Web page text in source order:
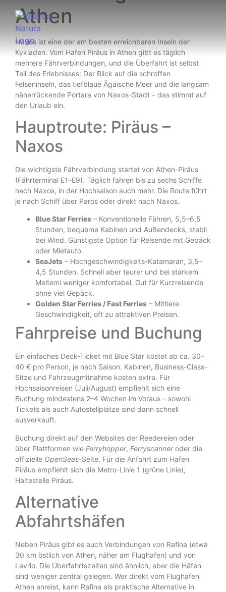
Athen
Naxos ist eine der am besten erreichbaren Inseln der
Kykladen. Vom Hafen Piräus in Athen gibt es täglich
mehrere Fährverbindungen, und die Überfahrt ist selbst
Teil des Erlebnisses: Der Blick auf die schroffen
Felseninseln, das tiefblaue Ägäische Meer und die langsam
näherrückende Portara von Naxos-Stadt – das stimmt auf
den Urlaub ein.
Hauptroute: Piräus –
Naxos
Die wichtigste Fährverbindung startet von Athen-Piräus
(Fährterminal E1–E9). Täglich fahren bis zu sechs Schiffe
nach Naxos, in der Hochsaison auch mehr. Die Route führt
je nach Schiff über Paros oder direkt nach Naxos.
Blue Star Ferries – Konventionelle Fähren, 5,5–6,5
Stunden, bequeme Kabinen und Außendecks, stabil
bei Wind. Günstigste Option für Reisende mit Gepäck
oder Mietauto.
SeaJets – Hochgeschwindigkeits-Katamaran, 3,5–
4,5 Stunden. Schnell aber teurer und bei starkem
Meltemi weniger komfortabel. Gut für Kurzreisende
ohne viel Gepäck.
Golden Star Ferries / Fast Ferries – Mittlere
Geschwindigkeit, oft zu attraktiven Preisen.
Fahrpreise und Buchung
Ein einfaches Deck-Ticket mit Blue Star kostet ab ca. 30–
40 € pro Person, je nach Saison. Kabinen, Business-Class-
Sitze und Fahrzeugmitnahme kosten extra. Für
Hochsaisonreisen (Juli/August) empfiehlt sich eine
Buchung mindestens 2–4 Wochen im Voraus – sowohl
Tickets als auch Autostellplätze sind dann schnell
ausverkauft.
Buchung direkt auf den Websites der Reedereien oder
über Plattformen wie Ferryhopper, Ferryscanneroder die
offizielle OpenSeas-Seite. Für die Anfahrt zum Hafen
Piräus empfiehlt sich die Metro-Linie 1 (grüne Linie),
Haltestelle Piräus.
Alternative
Abfahrtshäfen
Neben Piräus gibt es auch Verbindungen von Rafina (etwa
30 km östlich von Athen, näher am Flughafen) und von
Lavrio. Die Überfahrtszeiten sind ähnlich, aber die Häfen
sind weniger zentral gelegen. Wer direkt vom Flughafen
Athen anreist, kann Rafina als praktische Alternative in